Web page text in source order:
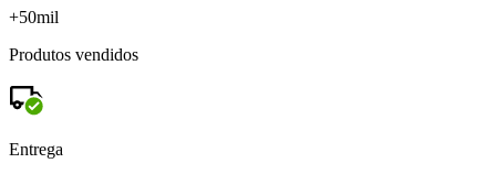
+50mil
Produtos vendidos
Entrega